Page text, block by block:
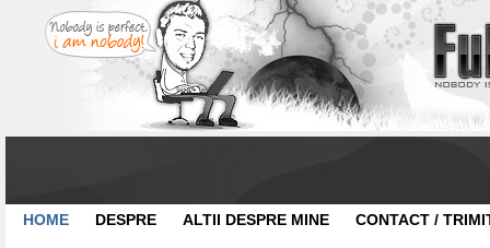
HOME DESPRE ALTII DESPRE MINE CONTACT /